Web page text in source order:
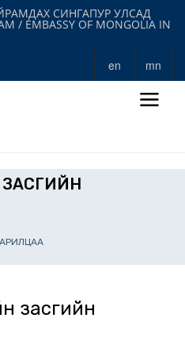
СИНГАПУР УЛСАД
EMBASSY OF MONGOLIA IN
en mn
засгийн